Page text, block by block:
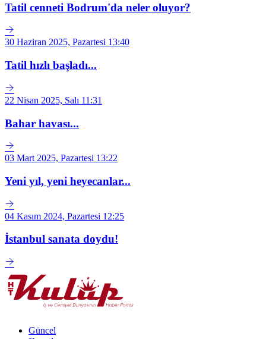
Tatil cenneti Bodrum'da neler oluyor?
30 Haziran 2025, Pazartesi 13:40
Tatil hızlı başladı...
22 Nisan 2025, Salı 11:31
Bahar havası...
03 Mart 2025, Pazartesi 13:22
Yeni yıl, yeni heyecanlar...
04 Kasım 2024, Pazartesi 12:25
İstanbul sanata doydu!
Güncel